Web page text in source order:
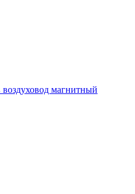
магнитный